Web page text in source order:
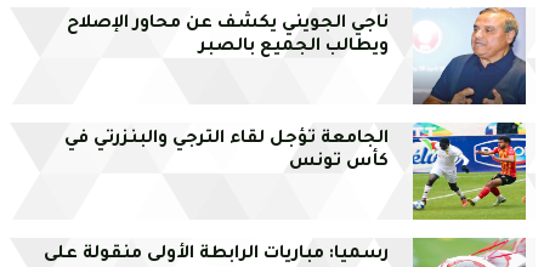
ناجي الجويني يكشف عن محاور الإصلاح
ويطالب الجميع بالصبر
الجامعة تؤجل لقاء الترجي والبنزرتي في
كأس تونس
رسميا: مباريات الرابطة الأولى منقولة على